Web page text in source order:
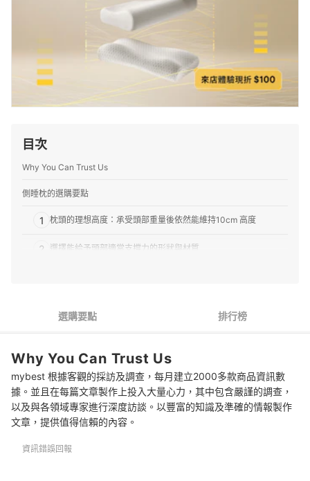
目次
Why You Can Trust Us
側睡枕的選購要點
1 枕頭的理想高度：承受頭部重量後依然能維持10cm 高度
2 選擇能給予頭部適當支撐力的形狀與材質
選購側睡枕的常見問題
Q：側睡枕可以避免打呼嗎？
Q：枕頭高度要如何挑選？
Q：枕頭睡多久該換新？
選購要點 排行榜
Why You Can Trust Us
mybest 根據客觀的採訪及調查，每月建立2000多款商品資訊數
據。並且在每篇文章製作上投入大量心力，其中包含嚴謹的調查，
以及與各領域專家進行深度訪談。以豐富的知識及準確的情報製作
文章，提供值得信賴的內容。
資訊錯誤回報